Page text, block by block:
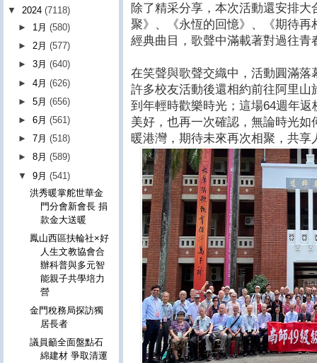
除了精采分享，本次活動還安排
聚》、《永恆的回憶》、《期待
經典曲目，歌聲中滿載著對過往青
在笑聲與歌聲交織中，活動圓滿
許多校友活動後還相約前往阿里
到年輕時歡樂時光；這場64週年
美好，也再一次確認，無論時光
暖港灣，期待未來再次相聚，共享
▼ 2024 (7118)
► 1月(580)
►2月(577)
►3月(640)
►4月(626)
►5月(656)
►6月(561)
►7月(518)
►8月(589)
▼9月(541)
洪秀暖掌舵世華金
門分會新會長 捐
款金大送暖
鳳山西區扶輪社×好
人生文教協會合
辦科普與多元智
能親子共學培力
營
金門稅務局探訪獨
居長者
議員籲全面盤點石
綿建材 爭取清運